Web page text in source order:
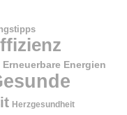
Erneuerbare Energien
Herzgesundheit